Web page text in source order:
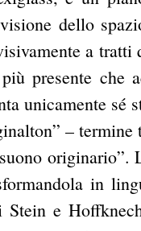
dello
a tratti
presente che
unicamente sé
– termine
originario”.
in
Stein e